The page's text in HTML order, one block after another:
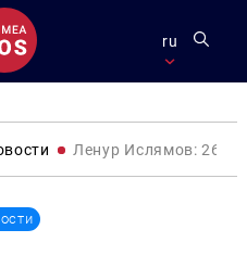
ru
Ленур Ислямов: 26